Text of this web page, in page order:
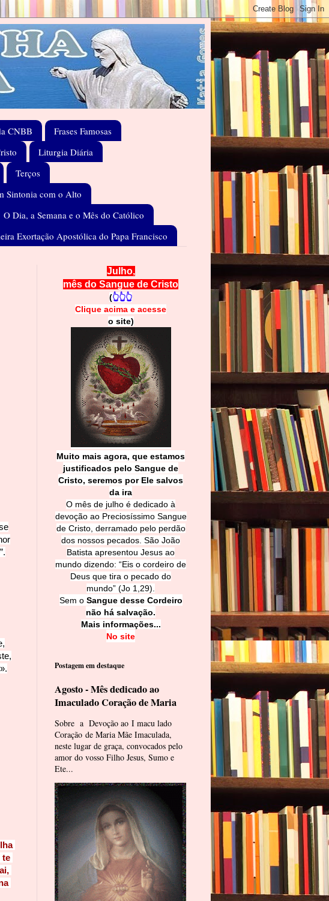
CNBB
Frases Famosas
Liturgia Diária
Terços
Sintonia com o Alto
O Dia, a Semana e o Mês do Católico
Exortação Apostólica do Papa Francisco
te
Julho,
mês do Sangue de Cristo
(👆👆👆
Clique acima e acesse
o site)
Muito mais agora, que estamos
justificados pelo Sangue de
Cristo, seremos por Ele salvos
da ira
O mês de julho é dedicado à
devoção ao Preciosíssimo Sangue
de Cristo, derramado pelo perdão
dos nossos pecados. São João
Batista apresentou Jesus ao
mundo dizendo: “Eis o cordeiro de
Deus que tira o pecado do
mundo” (Jo 1,29).
Sem o Sangue desse Cordeiro
não há salvação.
Mais informações...
No site
Postagem em destaque
Agosto - Mês dedicado ao
Imaculado Coração de Maria
Sobre a Devoção ao I macu lado
Coração de Maria Mãe Imaculada,
neste lugar de graça, convocados pelo
amor do vosso Filho Jesus, Sumo e
Ete...